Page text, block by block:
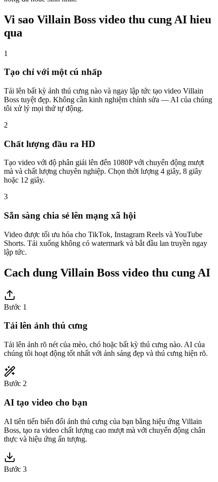
Vi sao Villain Boss video thu cung AI hieu
qua
1
Tạo chỉ với một cú nhấp
Tải lên bất kỳ ảnh thú cưng nào và ngay lập tức tạo video Villain
Boss tuyệt đẹp. Không cần kinh nghiệm chỉnh sửa — AI của chúng
tôi xử lý mọi thứ tự động.
2
Chất lượng đầu ra HD
Tạo video với độ phân giải lên đến 1080P với chuyển động mượt
mà và chất lượng chuyên nghiệp. Chọn thời lượng 4 giây, 8 giây
hoặc 12 giây.
3
Sẵn sàng chia sẻ lên mạng xã hội
Video được tối ưu hóa cho TikTok, Instagram Reels và YouTube
Shorts. Tải xuống không có watermark và bắt đầu lan truyền ngay
lập tức.
Cach dung Villain Boss video thu cung AI
Bước 1
Tải lên ảnh thú cưng
Tải lên ảnh rõ nét của mèo, chó hoặc bất kỳ thú cưng nào. AI của
chúng tôi hoạt động tốt nhất với ảnh sáng đẹp và thú cưng hiện rõ.
Bước 2
AI tạo video cho bạn
AI tiên tiến biến đổi ảnh thú cưng của bạn bằng hiệu ứng Villain
Boss, tạo ra video chất lượng cao mượt mà với chuyển động chân
thực và hiệu ứng ấn tượng.
Bước 3